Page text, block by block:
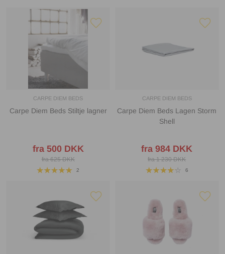
CARPE DIEM BEDS
Carpe Diem Beds Stiltje lagner
fra 500 DKK
fra 625 DKK
2
CARPE DIEM BEDS
Carpe Diem Beds Lagen Storm
Shell
fra 984 DKK
fra 1 230 DKK
6